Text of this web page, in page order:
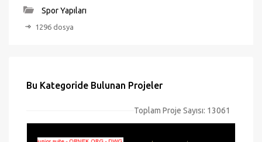
Spor Yapıları
1296 dosya
Bu Kategoride Bulunan Projeler
Toplam Proje Sayısı: 13061